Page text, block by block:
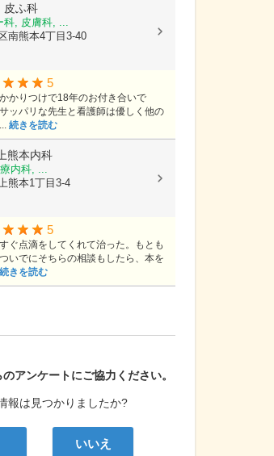
び
のアンケートにご協力ください。
報は見つかりましたか?
いいえ
皮ふ科
科, 皮膚科, ...
南熊本4丁目3-40
5
かりつけで18年のお付き合いで
ッパリな先生と看護師は優しく他の
続きを読む
上熊本内科
内科, ...
熊本1丁目3-4
5
ぐ点滴をしてくれて治った。もとも
いでにそちらの相談もしたら、本を
続きを読む